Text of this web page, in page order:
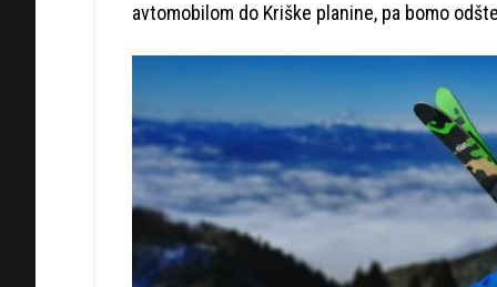
avtomobilom do Kriške planine, pa bomo